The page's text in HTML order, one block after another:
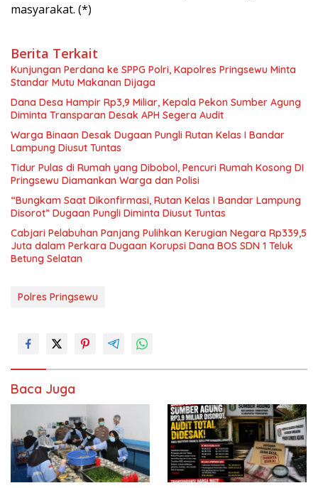
masyarakat. (*)
Berita Terkait
Kunjungan Perdana ke SPPG Polri, Kapolres Pringsewu Minta
Standar Mutu Makanan Dijaga
Dana Desa Hampir Rp3,9 Miliar, Kepala Pekon Sumber Agung
Diminta Transparan Desak APH Segera Audit
Warga Binaan Desak Dugaan Pungli Rutan Kelas I Bandar
Lampung Diusut Tuntas
Tidur Pulas di Rumah yang Dibobol, Pencuri Rumah Kosong DI
Pringsewu Diamankan Warga dan Polisi
“Bungkam Saat Dikonfirmasi, Rutan Kelas I Bandar Lampung
Disorot” Dugaan Pungli Diminta Diusut Tuntas
Cabjari Pelabuhan Panjang Pulihkan Kerugian Negara Rp339,5
Juta dalam Perkara Dugaan Korupsi Dana BOS SDN 1 Teluk
Betung Selatan
Polres Pringsewu
Baca Juga